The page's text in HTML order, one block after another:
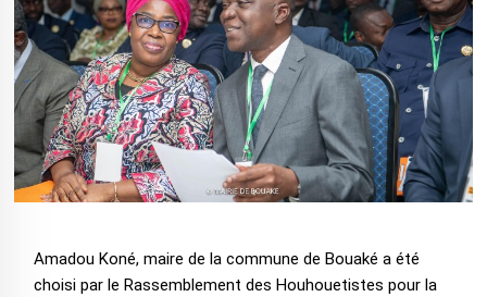
Amadou Koné, maire de la commune de Bouaké a été
choisi par le Rassemblement des Houhouetistes pour la